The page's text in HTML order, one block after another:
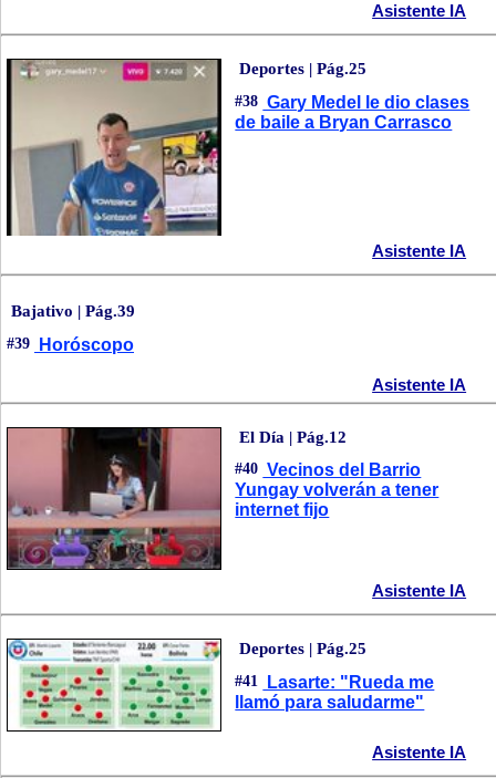
Asistente IA
Deportes | Pág.25
#38 Gary Medel le dio clases
de baile a Bryan Carrasco
Asistente IA
Bajativo | Pág.39
#39 Horóscopo
Asistente IA
El Día | Pág.12
#40 Vecinos del Barrio
Yungay volverán a tener
internet fijo
Asistente IA
Deportes | Pág.25
#41
Lasarte: "Rueda me
llamó para saludarme"
Asistente IA